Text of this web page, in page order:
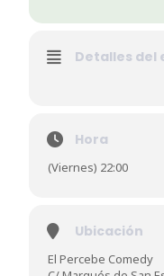
Detalles del
Hora
(Viernes) 22:00
Ubicación
El Percebe Comedy